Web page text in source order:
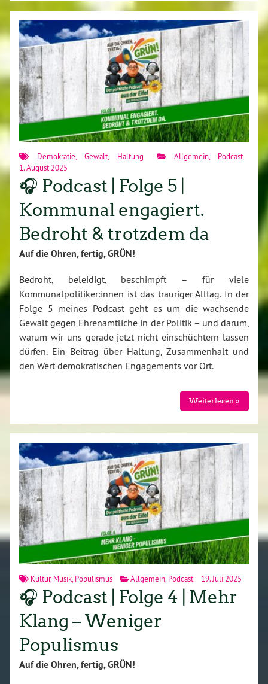
Demokratie Gewalt Haltung Allgemein, Podcast
1. August 2025
🎧 Podcast | Folge 5 |
Kommunal engagiert.
Bedroht & trotzdem da
Auf die Ohren, fertig, GRÜN!
Bedroht, beleidigt, beschimpft – für viele
Kommunalpolitiker:innen ist das trauriger Alltag. In der
Folge 5 meines Podcast geht es um die wachsende
Gewalt gegen Ehrenamtliche in der Politik – und darum,
warum wir uns gerade jetzt nicht einschüchtern lassen
dürfen. Ein Beitrag über Haltung, Zusammenhalt und
den Wert demokratischen Engagements vor Ort.
Weiterlesen »
Kultur, Musik Populismus Allgemein Podcast 19. Juli 2025
🎧 Podcast | Folge 4 | Mehr
Klang – Weniger
Populismus
Auf die Ohren, fertig, GRÜN!